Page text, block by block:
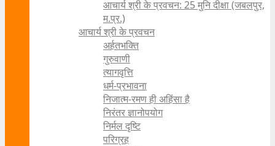
आचार्य श्री के प्रवचन: 25 मुनि दीक्षा (जबलपुर,
म.प्र.)
आचार्य श्री के प्रवचन
अर्हतभक्ति
गुरुवाणी
त्यागवृत्ति
धर्म-प्रभावना
निजात्म-रमण ही अहिंसा है
निरंतर ज्ञानोपयोग
निर्मल दृष्टि
परिग्रह